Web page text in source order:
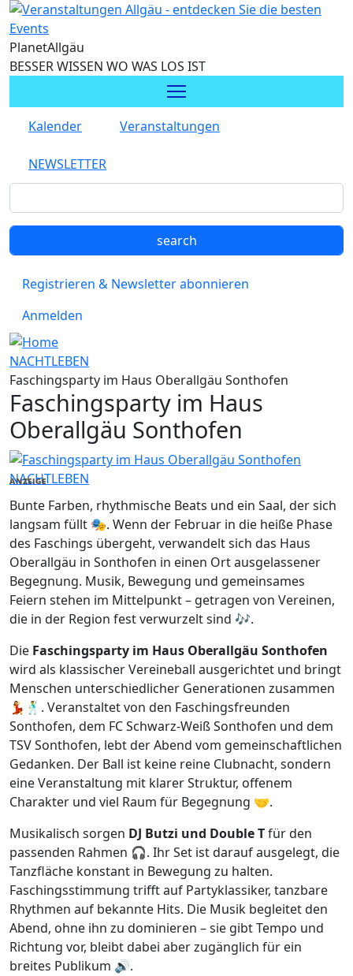
Direkt zum Inhalt
PlanetAllgäu
BESSER WISSEN WO WAS LOS IST
Kalender Veranstaltungen
NEWSLETTER
Registrieren & Newsletter abonnieren
Anmelden
NACHTLEBEN
Faschingsparty im Haus Oberallgäu Sonthofen
Faschingsparty im Haus
Oberallgäu Sonthofen
NACHTLEBEN
ANZEIGE
Bunte Farben, rhythmische Beats und ein Saal, der sich
langsam füllt 🎭. Wenn der Februar in die heiße Phase
des Faschings übergeht, verwandelt sich das Haus
Oberallgäu in Sonthofen in einen Ort ausgelassener
Begegnung. Musik, Bewegung und gemeinsames
Feiern stehen im Mittelpunkt – getragen von Vereinen,
die in der Region fest verwurzelt sind 🎶.
Die Faschingsparty im Haus Oberallgäu Sonthofen
wird als klassischer Vereineball ausgerichtet und bringt
Menschen unterschiedlicher Generationen zusammen
💃🕺. Veranstaltet von den Faschingsfreunden
Sonthofen, dem FC Schwarz-Weiß Sonthofen und dem
TSV Sonthofen, lebt der Abend vom gemeinschaftlichen
Gedanken. Der Ball ist keine reine Clubnacht, sondern
eine Veranstaltung mit klarer Struktur, offenem
Charakter und viel Raum für Begegnung 🤝.
Musikalisch sorgen DJ Butzi und Double Tfür den
passenden Rahmen 🎧. Ihr Set ist darauf ausgelegt, die
Tanzfläche konstant in Bewegung zu halten.
Faschingsstimmung trifft auf Partyklassiker, tanzbare
Rhythmen auf bekannte Hits. Die Musik begleitet den
Abend, ohne ihn zu dominieren – sie gibt Tempo und
Richtung vor, bleibt dabei aber zugänglich für ein
breites Publikum 🔊.